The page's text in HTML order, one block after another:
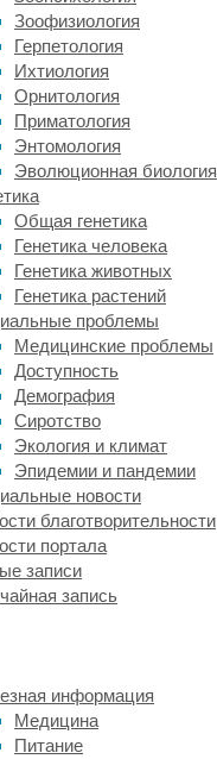
Зоофизиология
Герпетология
Ихтиология
Орнитология
Приматология
Энтомология
Эволюционная биология
Общая генетика
Генетика человека
Генетика животных
Генетика растений
проблемы
Медицинские проблемы
Доступность
Демография
Сиротство
Экология и климат
Эпидемии и пандемии
новости
благотворительности
портала
записи
запись
информация
Медицина
Питание